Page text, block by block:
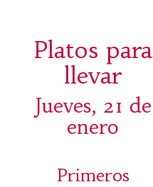
Platos para
llevar
Jueves, 21 de
enero
Primeros